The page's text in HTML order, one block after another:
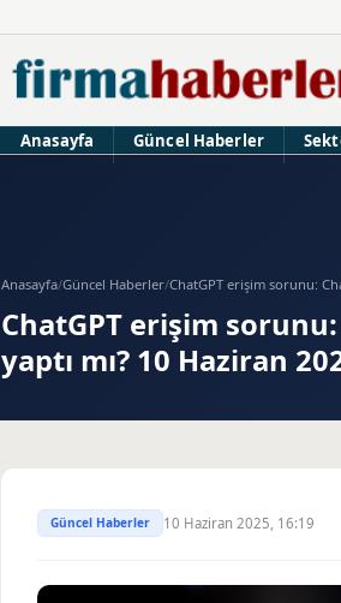
Anasayfa Güncel Haberler
Anasayfa/Güncel Haberler/ChatGPT erişim sorunu:
ChatGPT erişim
yaptı mı? 10 Haziran
Güncel Haberler 10 Haziran 2025, 16:19